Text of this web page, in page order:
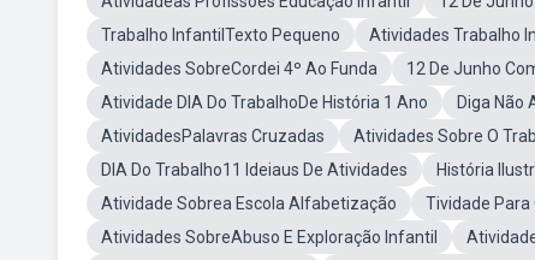
Trabalho InfantilTexto Pequeno
Atividades Trabalho
Atividades SobreCordei 4º Ao Funda
12 De Junho
Atividade DIA Do TrabalhoDe História 1 Ano
Diga Não
AtividadesPalavras Cruzadas
Atividades Sobre O
DIA Do Trabalho11 Ideiaus De Atividades
História
Atividade Sobrea Escola Alfabetização
Tividade Para
Atividades SobreAbuso E Exploração Infantil